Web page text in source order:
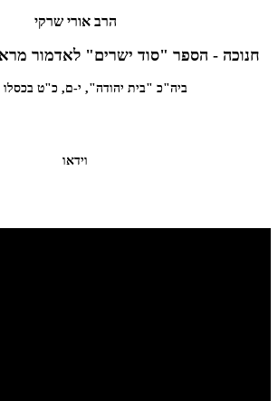
הרב אורי שרקי
חנוכה - הספר "סוד ישרים" לאדמור
ביה"כ "בית יהודה", י-ם, כ"ט
וידאו